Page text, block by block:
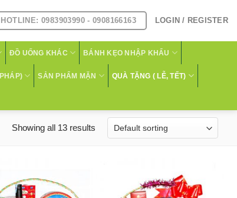
HOTLINE: 0983903990 - 0908166163 LOGIN / REGISTER
ĐỒ UỐNG KHÁC BÁNH KẸO NHẬP KHẨU
SẢN PHẨM MẶN QUÀ TẶNG ( LỄ, TẾT)
Showing all 13 results